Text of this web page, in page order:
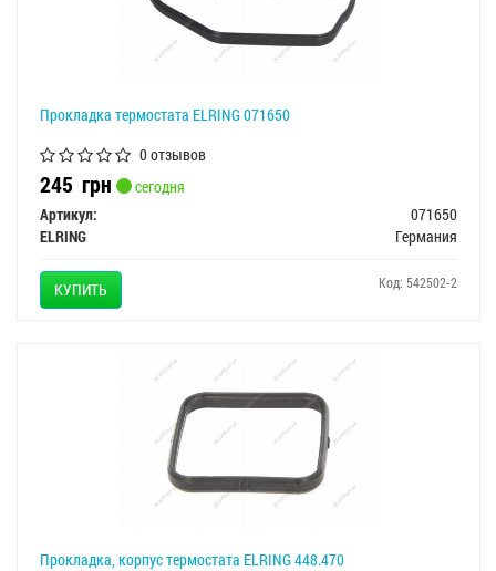
Прокладка термостата ELRING 071650
0 отзывов
245 грн
сегодня
Артикул:
071650
ELRING
Германия
КУПИТЬ Код: 542502-2
Прокладка, корпус термостата ELRING 448.470